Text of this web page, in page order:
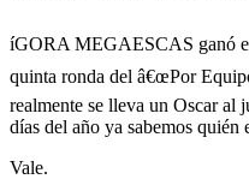
íGORA MEGAESCAS ganó
quinta ronda del â€œPor
realmente se lleva un Oscar al
dí­as del año ya sabemos quién
Vale.